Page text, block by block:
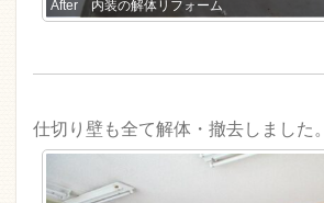
After 内装の解体リフォーム
仕切り壁も全て解体・撤去しました。